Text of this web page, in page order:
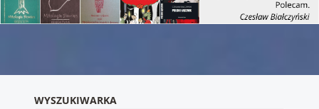
WYSZUKIWARKA